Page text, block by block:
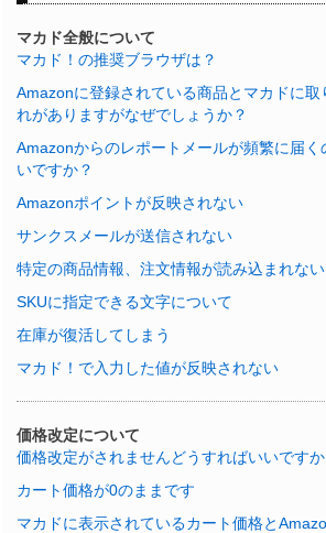
マカド全般について
マカド！の推奨ブラウザは？
Amazonに登録されている商品とマカドに
れがありますがなぜでしょうか？
Amazonからのレポートメールが頻繁に届
いですか？
Amazonポイントが反映されない
サンクスメールが送信されない
特定の商品情報、注文情報が読み込まれない
SKUに指定できる文字について
在庫が復活してしまう
マカド！で入力した値が反映されない
価格改定について
価格改定がされませんどうすればいいですか
カート価格が0のままです
マカドに表示されているカート価格と